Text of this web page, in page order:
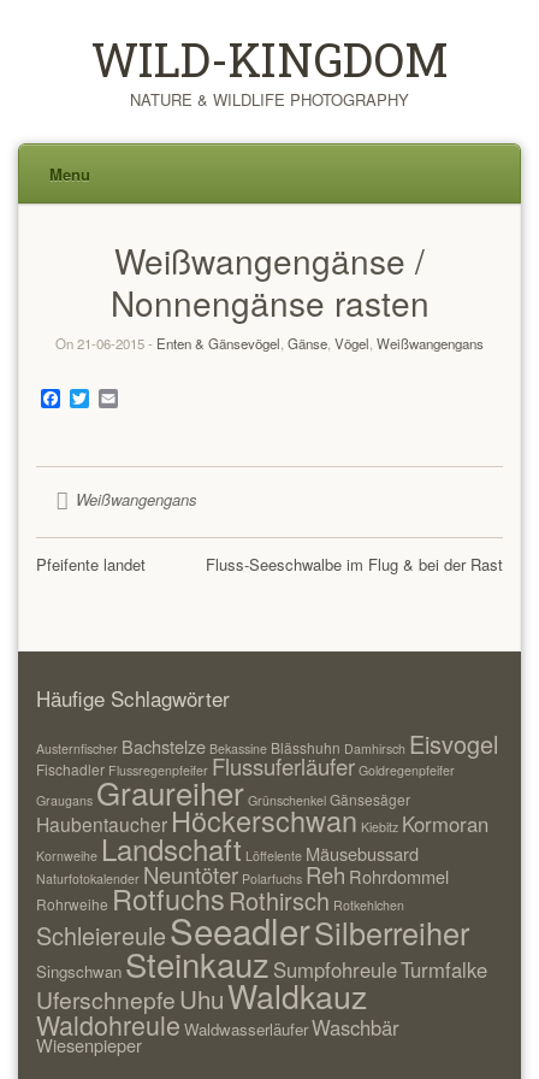
WILD-KINGDOM
NATURE & WILDLIFE PHOTOGRAPHY
Menu
Weißwangengänse /
Nonnengänse rasten
On 21-06-2015 - Enten & Gänsevögel Gänse Vögel Weißwangengans
Facebook
TwitterEmail
Weißwangengans
Fluss-Seeschwalbe im Flug & bei der Rast
Pfeifente landet
Häufige Schlagwörter
Austernfischer Bachstelze Bekassine Blässhuhn Damhirsch Eisvogel
Fischadler Flussregenpfeifer Flussuferläufer Goldregenpfeifer
Graugans Graureiher Grünschenkel Gänsesäger
Haubentaucher Höckerschwan Kiebitz Kormoran
Kornweihe Landschaft Löffelente Mäusebussard
Naturfotokalender Neuntöter Polarfuchs Reh Rohrdommel
Rohrweihe Rotfuchs Rothirsch Rotkehlchen
SchleiereuleSeeadlerSilberreiher
Singschwan Steinkauz SumpfohreuleTurmfalke
UferschnepfeUhuWaldkauz
Waldohreule WaldwasserläuferWaschbär
Wiesenpieper